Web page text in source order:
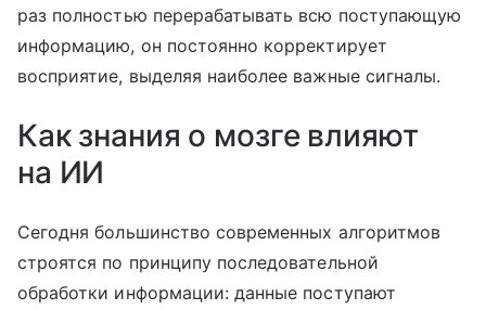
раз полностью перерабатывать всю поступающую
информацию, он постоянно корректирует
восприятие, выделяя наиболее важные сигналы.
Как знания о мозге влияют
на ИИ
Сегодня большинство современных алгоритмов
строятся по принципу последовательной
обработки информации: данные поступают